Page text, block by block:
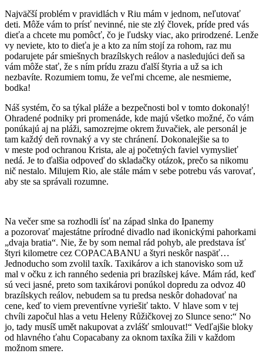
Najväčší problém v pravidlách v Riu mám v jednom, neľutovať
deti. Môže vám to prísť nevinné, nie ste zlý človek, príde pred vás
dieťa a chcete mu pomôcť, čo je ľudsky viac, ako prirodzené. Lenže
vy neviete, kto to dieťa je a kto za ním stojí za rohom, raz mu
podarujete pár smiešnych brazílskych reálov a nasledujúci deň sa
vám môže stať, že s ním prídu zrazu ďalší štyria a už sa ich
nezbavíte. Rozumiem tomu, že veľmi chceme, ale nesmieme,
bodka!
Náš systém, čo sa týkal pláže a bezpečnosti bol v tomto dokonalý!
Ohradené podniky pri promenáde, kde majú všetko možné, čo vám
ponúkajú aj na pláži, samozrejme okrem žuvačiek, ale personál je
tam každý deň rovnaký a vy ste chránení. Dokonalejšie sa to
v meste pod ochranou Krista, ale aj početných faviel vymyslieť
nedá. Je to ďalšia odpoveď do skladačky otázok, prečo sa nikomu
nič nestalo. Milujem Rio, ale stále mám v sebe potrebu vás varovať,
aby ste sa správali rozumne.
Na večer sme sa rozhodli ísť na západ slnka do Ipanemy
a pozorovať majestátne prírodné divadlo nad ikonickými pahorkami
„dvaja bratia“. Nie, že by som nemal rád pohyb, ale predstava ísť
štyri kilometre cez COPACABANU a štyri neskôr naspäť…
Jednoducho som zvolil taxík. Taxikárov a ich stanovisko som už
mal v očku z ich ranného sedenia pri brazílskej káve. Mám rád, keď
sú veci jasné, preto som taxikárovi ponúkol dopredu za odvoz 40
brazílskych reálov, nebudem sa tu predsa neskôr dohadovať na
cene, keď to viem preventívne vyriešiť takto. V hlave som v tej
chvíli započul hlas a vetu Heleny Růžičkovej zo Slunce seno:“ No
jo, tady musíš umět nakupovat a zvlášť smlouvat!“ Vedľajšie bloky
od hlavného ťahu Copacabany za oknom taxíka žili v každom
možnom smere.